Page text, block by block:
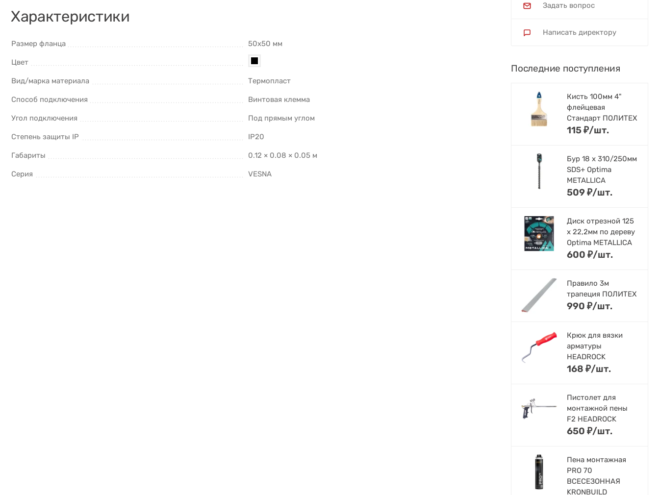
Характеристики
Размер фланца 50х50 мм
Цвет
Вид/марка материала Термопласт
Способ подключения Винтовая клемма
Угол подключения Под прямым углом
Степень защиты IP IP20
Габариты 0.12 × 0.08 × 0.05 м
Серия VESNA
Задать вопрос
Написать директору
Последние поступления
Кисть 100мм 4"
флейцевая
Стандарт ПОЛИТЕХ
115₽/шт.
Бур 18 х 310/250мм
SDS+ Optima
METALLICA
509₽/шт.
Диск отрезной 125
x 22,2мм по дереву
Optima METALLICA
600 ₽/шт.
Правило 3м
трапеция ПОЛИТЕХ
990 ₽/шт.
Крюк для вязки
арматуры
HEADROCK
168 ₽/шт.
Пистолет для
монтажной пены
F2 HEADROCK
650 ₽/шт.
Пена монтажная
PRO 70
ВСЕСЕЗОННАЯ
KRONBUILD